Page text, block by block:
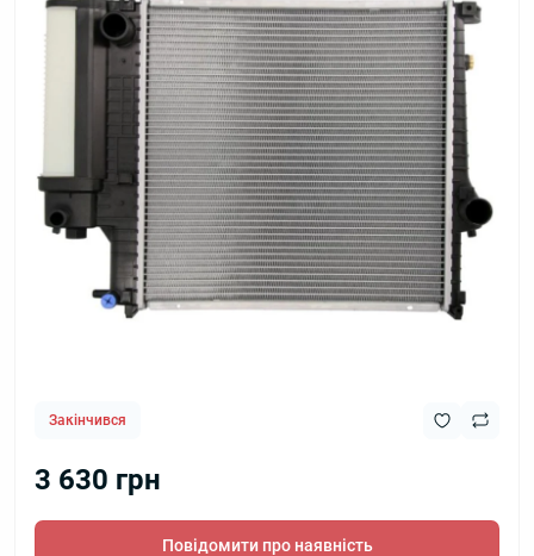
Закінчився
3 630 грн
Повідомити про наявність